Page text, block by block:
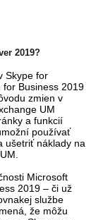
2019?
Skype for
Business 2019
zmien v
UM
a funkcií
používať
ušetriť náklady na
Microsoft
2019 – či už
službe
že môžu